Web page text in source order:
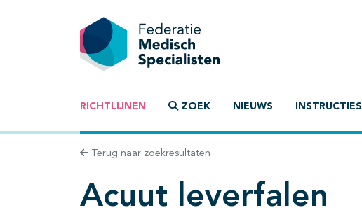
RICHTLIJNEN ZOEK NIEUWS INSTRUCTIES
Terug naar zoekresultaten
Acuut leverfalen